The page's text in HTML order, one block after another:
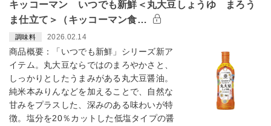
キッコーマン いつでも新鮮＜丸大豆しょうゆ まろう
ま仕立て＞（キッコーマン食…
調味料 2026.02.14
商品概要：「いつでも新鮮」シリーズ新ア
イテム。丸大豆ならではのまろやかさと、
しっかりとしたうまみがある丸大豆醤油。
純米本みりんなどを加えることで、自然な
甘みをプラスした、深みのある味わいが特
徴。塩分を20％カットした低塩タイプの醤